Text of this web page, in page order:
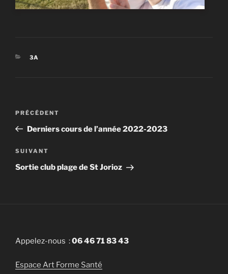
CATÉGORIES
3A
Navigation
l’article
Article
précédent
PRÉCÉDENT
Derniers cours de l’année 2022-2023
Article
suivant
SUIVANT
Sortie club plage de St Jorioz
Appelez-nous :06 46 71 83 43
Espace Art Forme Santé